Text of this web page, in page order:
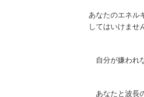
あなたのエネル
してはいけませ
自分が嫌われ
あなたと波長